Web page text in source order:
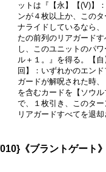
ットは『【永】【(V)】
ンが４枚以上か、この
ナライドしているなら
たの前列のリアガード
し、このユニットのパ
ル＋１。』を得る。【
回】：いずれかのエン
ガードが解呪された時、
を含むカードを【ソウ
で、１枚引き、このタ
リアガードすべてを退却
《ブラントゲート》